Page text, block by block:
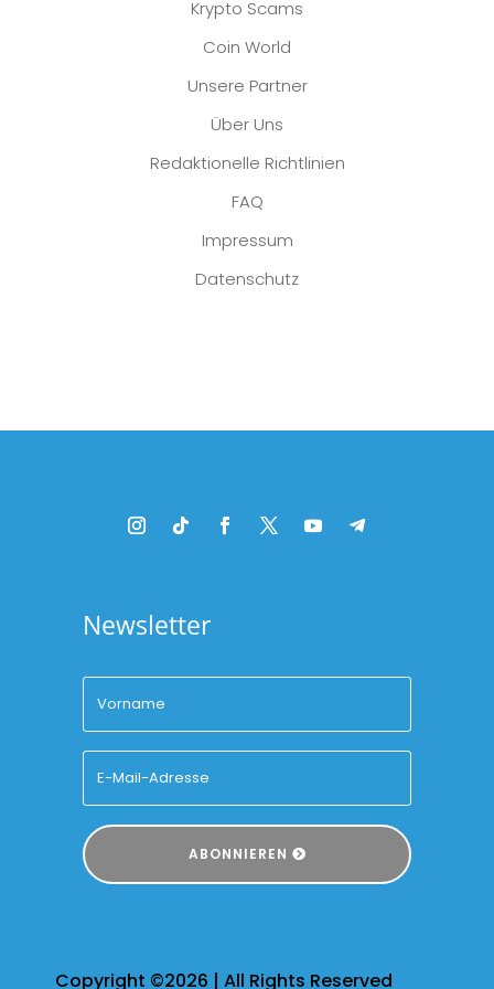
Krypto Scams
Coin World
Unsere Partner
Über Uns
Redaktionelle Richtlinien
FAQ
Impressum
Datenschutz
Newsletter
ABONNIEREN
Copyright ©2026 | All Rights Reserved